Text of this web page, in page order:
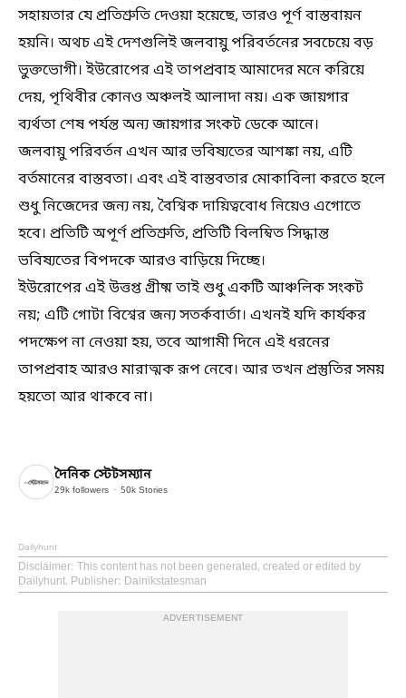
সহায়তার যে প্রতিশ্রুতি দেওয়া হয়েছে, তারও পূর্ণ বাস্তবায়ন
হয়নি। অথচ এই দেশগুলিই জলবায়ু পরিবর্তনের সবচেয়ে বড়
ভুক্তভোগী। ইউরোপের এই তাপপ্রবাহ আমাদের মনে করিয়ে
দেয়, পৃথিবীর কোনও অঞ্চলই আলাদা নয়। এক জায়গার
ব্যর্থতা শেষ পর্যন্ত অন্য জায়গার সংকট ডেকে আনে।
জলবায়ু পরিবর্তন এখন আর ভবিষ্যতের আশঙ্কা নয়, এটি
বর্তমানের বাস্তবতা। এবং এই বাস্তবতার মোকাবিলা করতে হলে
শুধু নিজেদের জন্য নয়, বৈশ্বিক দায়িত্ববোধ নিয়েও এগোতে
হবে। প্রতিটি অপূর্ণ প্রতিশ্রুতি, প্রতিটি বিলম্বিত সিদ্ধান্ত
ভবিষ্যতের বিপদকে আরও বাড়িয়ে দিচ্ছে।
ইউরোপের এই উত্তপ্ত গ্রীষ্ম তাই শুধু একটি আঞ্চলিক সংকট
নয়; এটি গোটা বিশ্বের জন্য সতর্কবার্তা। এখনই যদি কার্যকর
পদক্ষেপ না নেওয়া হয়, তবে আগামী দিনে এই ধরনের
তাপপ্রবাহ আরও মারাত্মক রূপ নেবে। আর তখন প্রস্তুতির সময়
হয়তো আর থাকবে না।
দৈনিক স্টেটসম্যান
29k followers 50k Stories
Dailyhunt
Disclaimer: This content has not been generated, created or edited by
Dailyhunt. Publisher: Dainikstatesman
ADVERTISEMENT